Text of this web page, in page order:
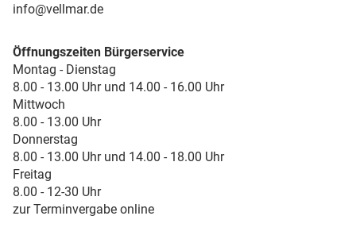
info@vellmar.de
Öffnungszeiten Bürgerservice
Montag - Dienstag
8.00 - 13.00 Uhr und 14.00 - 16.00 Uhr
Mittwoch
8.00 - 13.00 Uhr
Donnerstag
8.00 - 13.00 Uhr und 14.00 - 18.00 Uhr
Freitag
8.00 - 12-30 Uhr
zur Terminvergabe online